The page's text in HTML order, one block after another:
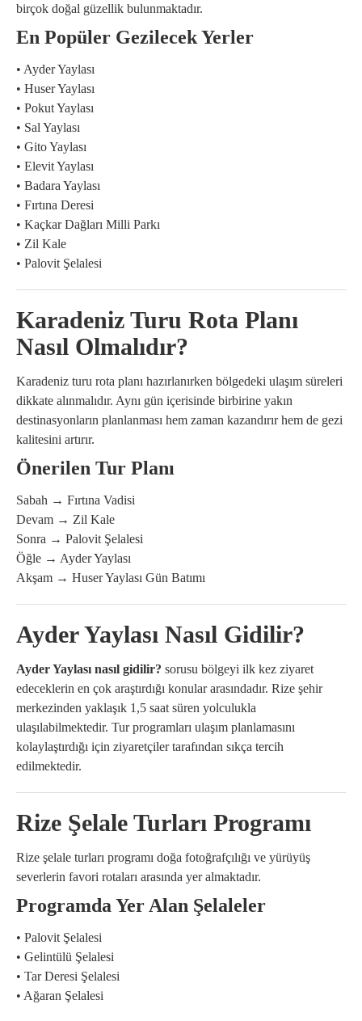
birçok doğal güzellik bulunmaktadır.
En Popüler Gezilecek Yerler
• Ayder Yaylası
• Huser Yaylası
• Pokut Yaylası
• Sal Yaylası
• Gito Yaylası
• Elevit Yaylası
• Badara Yaylası
• Fırtına Deresi
• Kaçkar Dağları Milli Parkı
• Zil Kale
• Palovit Şelalesi
Karadeniz Turu Rota Planı
Nasıl Olmalıdır?
Karadeniz turu rota planı hazırlanırken bölgedeki ulaşım süreleri
dikkate alınmalıdır. Aynı gün içerisinde birbirine yakın
destinasyonların planlanması hem zaman kazandırır hem de gezi
kalitesini artırır.
Önerilen Tur Planı
Sabah → Fırtına Vadisi
Devam → Zil Kale
Sonra → Palovit Şelalesi
Öğle → Ayder Yaylası
Akşam → Huser Yaylası Gün Batımı
Ayder Yaylası Nasıl Gidilir?
Ayder Yaylası nasıl gidilir? sorusu bölgeyi ilk kez ziyaret
edeceklerin en çok araştırdığı konular arasındadır. Rize şehir
merkezinden yaklaşık 1,5 saat süren yolculukla
ulaşılabilmektedir. Tur programları ulaşım planlamasını
kolaylaştırdığı için ziyaretçiler tarafından sıkça tercih
edilmektedir.
Rize Şelale Turları Programı
Rize şelale turları programı doğa fotoğrafçılığı ve yürüyüş
severlerin favori rotaları arasında yer almaktadır.
Programda Yer Alan Şelaleler
• Palovit Şelalesi
• Gelintülü Şelalesi
• Tar Deresi Şelalesi
• Ağaran Şelalesi